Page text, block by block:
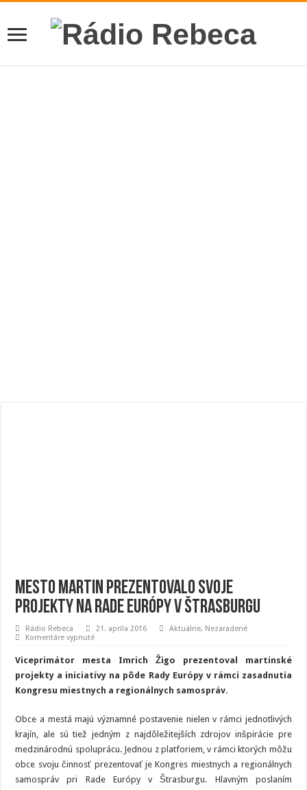
Mesto Martin prezentovalo svoje
projekty na Rade Európy v Štrasburgu
Rádio Rebeca 21. apríla 2016 Aktuálne, Nezaradené
Komentáre vypnuténa
prezentovalo
svoje
projekty
na
v
Štrasburgu
Viceprimátor mesta Imrich Žigo prezentoval martinské
projekty a iniciatívy na pôde Rady Európy v rámci zasadnutia
Kongresu miestnych a regionálnych samospráv.
Obce a mestá majú významné postavenie nielen v rámci jednotlivých
krajín, ale sú tiež jedným z najdôležitejších zdrojov inšpirácie pre
medzinárodnú spoluprácu. Jednou z platforiem, v rámci ktorých môžu
obce svoju činnosť prezentovať je Kongres miestnych a regionálnych
samospráv pri Rade Európy v Štrasburgu. Hlavným poslaním